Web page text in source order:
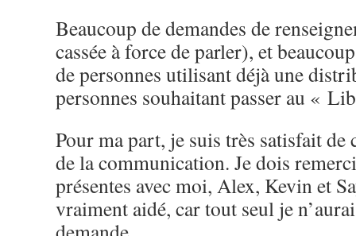
Beaucoup de demandes de
cassée à force de parler), et
de personnes utilisant déjà une
personnes souhaitant passer au «
Pour ma part, je suis très satisfait de
de la communication. Je dois
présentes avec moi, Alex, Kevin et
vraiment aidé, car tout seul je